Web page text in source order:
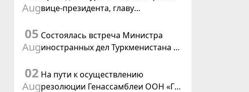
Туркменистане
Augвице-президента, главу
иностранных дел Швейцарской
Конфедерации
05
Aug
Состоялась встреча Министра
иностранных дел Туркменистана с
02
Aug
На пути к осуществлению
резолюции Генассамблеи ООН «Год